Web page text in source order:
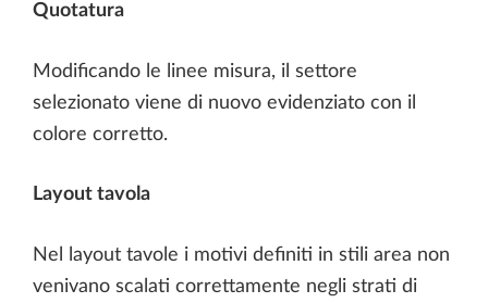
Quotatura
Modificando le linee misura, il settore
selezionato viene di nuovo evidenziato con il
colore corretto.
Layout tavola
Nel layout tavole i motivi definiti in stili area non
venivano scalati correttamente negli strati di